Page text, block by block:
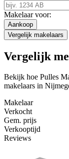
Makelaar voor:
Aankoop
Vergelijk makelaars
Vergelijk
Bekijk hoe Pulles
makelaars in
Makelaar
Verkocht
Gem. prijs
Verkooptijd
Reviews